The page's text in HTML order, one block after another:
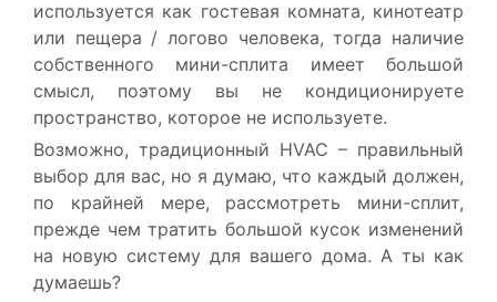
используется как гостевая комната, кинотеатр
или пещера / логово человека, тогда наличие
собственного мини-сплита имеет большой
смысл, поэтому вы не кондиционируете
пространство, которое не используете.
Возможно, традиционный HVAC – правильный
выбор для вас, но я думаю, что каждый должен,
по крайней мере, рассмотреть мини-сплит,
прежде чем тратить большой кусок изменений
на новую систему для вашего дома. А ты как
думаешь?